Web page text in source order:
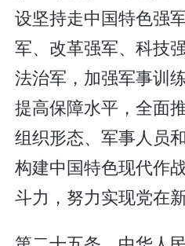
设坚持走中国特色强
军、改革强军、科技
法治军，加强军事训
提高保障水平，全面
组织形态、军事人员
构建中国特色现代作
斗力，努力实现党在